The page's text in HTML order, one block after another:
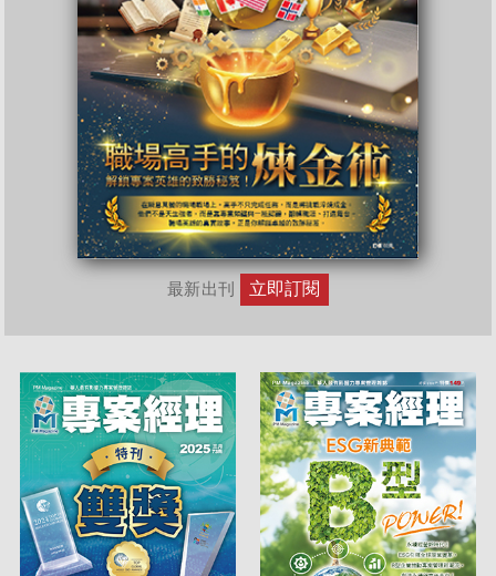
務的市場生命週期大幅度的
縮短，專案執行的時程必需
大幅的被壓縮來面臨新技
術、新創新、新應用以及市
場的快速轉換。
最新出刊 立即訂閱